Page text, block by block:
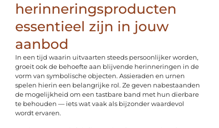
herinneringsproducten
essentieel zijn in jouw
aanbod
In een tijd waarin uitvaarten steeds persoonlijker worden,
groeit ook de behoefte aan blijvende herinneringen in de
vorm van symbolische objecten. Assieraden en urnen
spelen hierin een belangrijke rol. Ze geven nabestaanden
de mogelijkheid om een tastbare band met hun dierbare
te behouden — iets wat vaak als bijzonder waardevol
wordt ervaren.